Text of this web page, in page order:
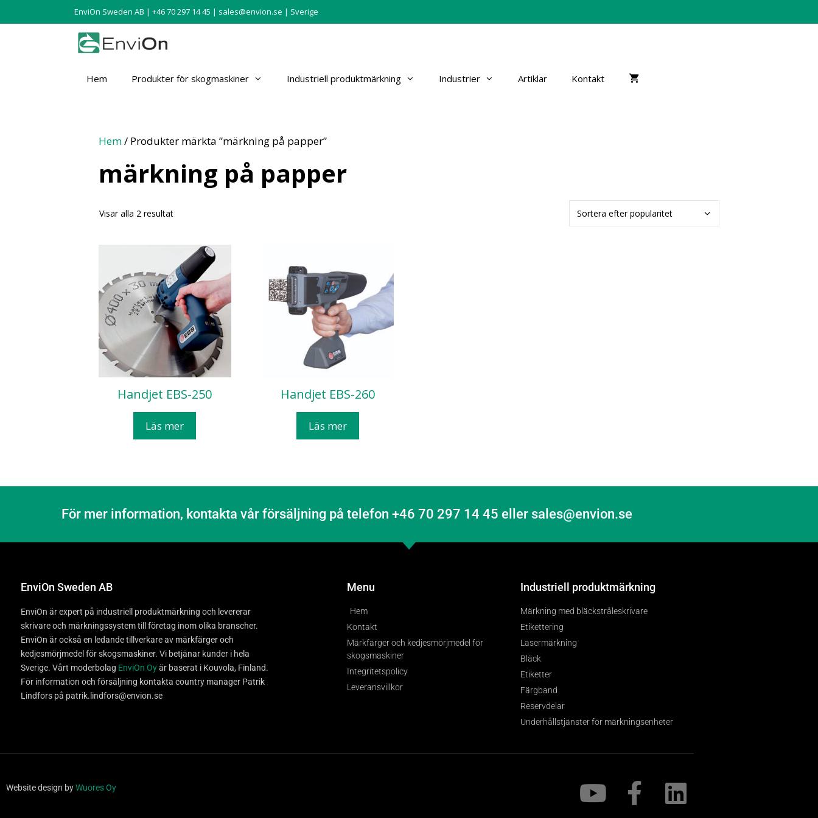
EnviOn Sweden AB | +46 70 297 14 45 | sales@envion.se | Sverige
Hem Produkter för skogmaskiner Industriell produktmärkning Industrier Artiklar Kontakt
Hem/ Produkter märkta ”märkning på papper”
märkning på papper
Visar alla 2 resultat
Handjet EBS-250
Läs mer
Handjet EBS-260
Läs mer
För mer information, kontakta vår försäljning på telefon +46 70 297 14 45 eller sales@envion.se
EnviOn Sweden AB
EnviOn är expert på industriell produktmärkning och levererar
skrivare och märkningssystem till företag inom olika branscher.
EnviOn är också en ledande tillverkare av märkfärger och
kedjesmörjmedel för skogsmaskiner. Vi betjänar kunder i hela
Sverige. Vårt moderbolag EnviOn Oyär baserat i Kouvola, Finland.
För information och försäljning kontakta country manager Patrik
Lindfors på patrik.lindfors@envion.se
Menu
Hem
Kontakt
Märkfärger och kedjesmörjmedel för
skogsmaskiner
Integritetspolicy
Leveransvillkor
Industriell produktmärkning
Märkning med bläckstråleskrivare
Etikettering
Lasermärkning
Bläck
Etiketter
Färgband
Reservdelar
Underhållstjänster för märkningsenheter
Website design byWuores Oy